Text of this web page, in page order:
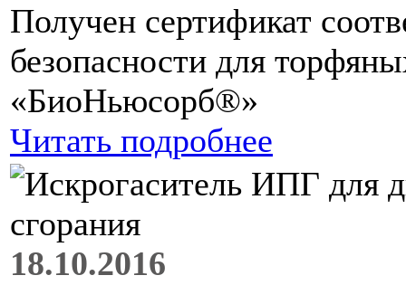
Получен сертификат
безопасности для
«БиоНьюсорб®»
Читать подробнее
18.10.2016